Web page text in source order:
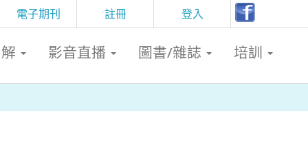
註冊 登入
電子期刊
影音直播 圖書/雜誌 培訓